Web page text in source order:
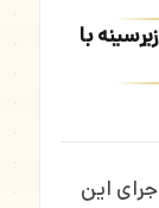
با
این